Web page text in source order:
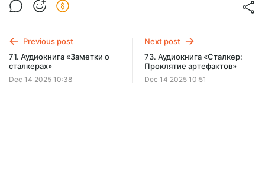
Полная версия.
жанра Фантастика целиком, без рекламы и ограничений!
Previous post
71. Аудиокнига «Заметки о
сталкерах»
Dec 14 2025 10:38
Next post
73. Аудиокнига «Сталкер:
Проклятие артефактов»
Dec 14 2025 10:51